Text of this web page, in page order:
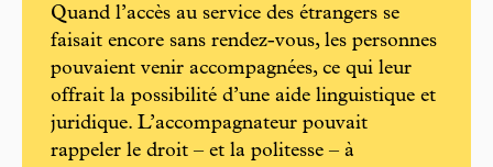
Quand l’accès au service des étrangers se
faisait encore sans rendez-vous, les personnes
pouvaient venir accompagnées, ce qui leur
offrait la possibilité d’une aide linguistique et
juridique. L’accompagnateur pouvait
rappeler le droit – et la politesse – à